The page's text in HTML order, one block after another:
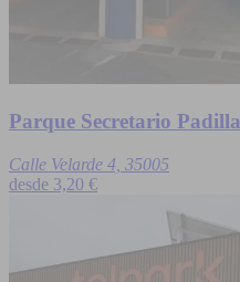
Parque Secretario Padilla
Calle Velarde 4, 35005
desde 3,20 €